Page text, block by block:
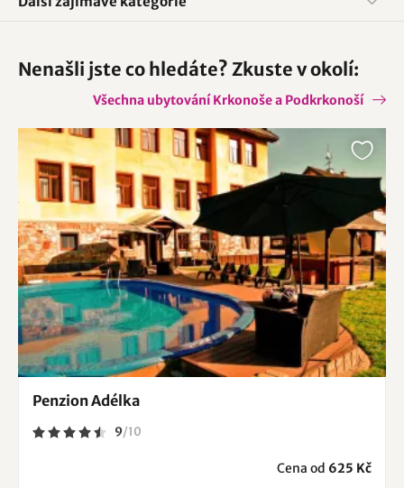
Nenašli jste co hledáte? Zkuste v okolí:
Všechna ubytování Krkonoše a Podkrkonoší
Penzion Adélka
9/10
Cena od 625 Kč